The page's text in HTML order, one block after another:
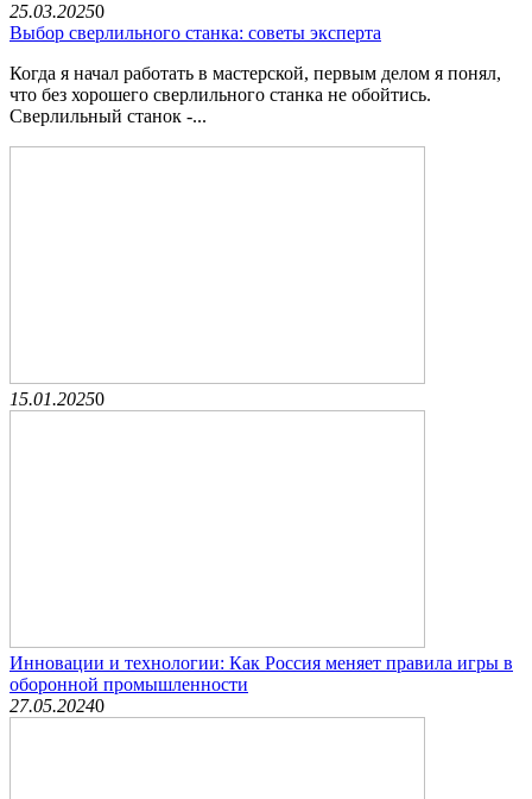
25.03.20250
Выбор сверлильного станка: советы эксперта
Когда я начал работать в мастерской, первым делом я понял,
что без хорошего сверлильного станка не обойтись.
Сверлильный станок -...
15.01.20250
Инновации и технологии: Как Россия меняет правила игры в
оборонной промышленности
27.05.20240